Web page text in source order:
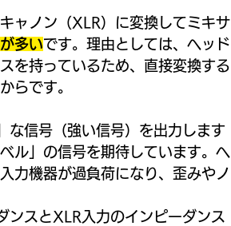
ャノン（XLR）に変換してミキサ
多いです。理由としては、ヘッド
を持っているため、直接変換する
らです。
な信号（強い信号）を出力します
ル」の信号を期待しています。ヘ
力機器が過負荷になり、歪みやノ
ンスとXLR入力のインピーダンス